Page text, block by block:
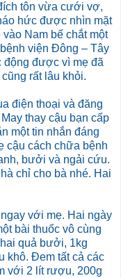
tôn vừa cưới vợ,
hức được nhìn mặt
Nam bế chắt một
viện Đông – Tây
động được vì mẹ đã
rất lâu khỏi.
điện thoại và đăng
thay cậu bạn cấp
một tin nhắn đáng
cậu cách chữa bệnh
bưởi và ngải cứu.
chỉ cho bà nhé. Hai
với mẹ. Hai ngày
bài thuốc vô cùng
quả bưởi, 1kg
khô. Đem tất cả các
với 2 lít rượu, 200g